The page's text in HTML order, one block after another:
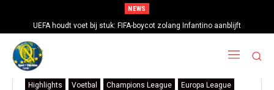
NEWS
UEFA houdt voet bij stuk: FIFA-boycot zolang Infantino aanblijft
Highlights Voetbal Champions League Europa League